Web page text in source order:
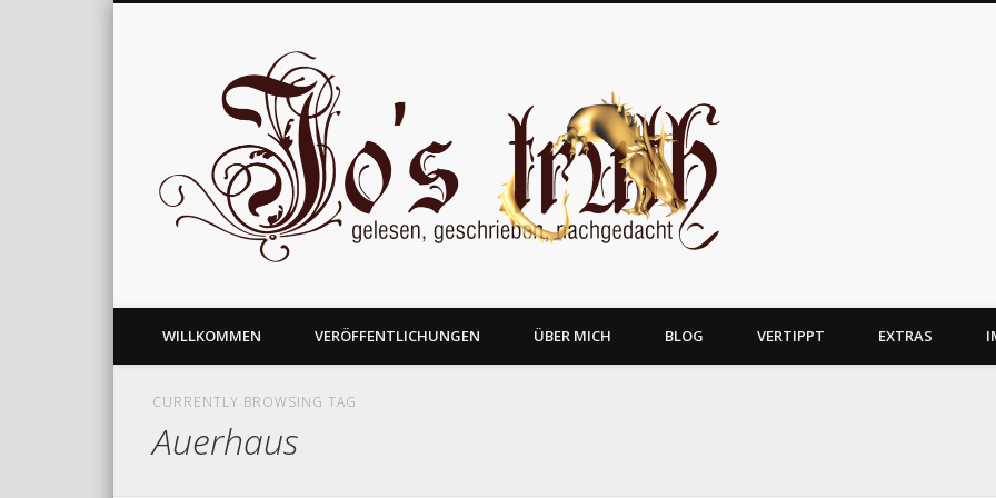
gelesen, geschrieben und nachgedacht
WILLKOMMEN VERÖFFENTLICHUNGEN ÜBER MICH BLOG VERTIPPT EXTRAS
CURRENTLY BROWSING TAG
Auerhaus